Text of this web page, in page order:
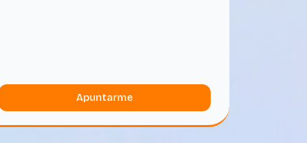
Apuntarme